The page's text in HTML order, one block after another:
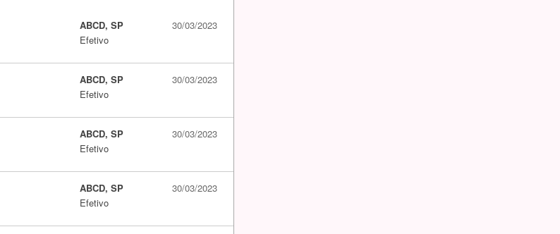
ABCD, SP
Efetivo
30/03/2023
ABCD, SP
Efetivo
30/03/2023
ABCD, SP
Efetivo
30/03/2023
ABCD, SP
Efetivo
30/03/2023